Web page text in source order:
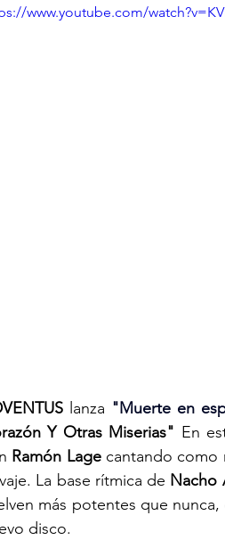
www.youtube.com/
lanza "Muerte en
Y Otras Miserias" En
Ramón Lage cantando como
La base rítmica de Nacho
más potentes que
disco.